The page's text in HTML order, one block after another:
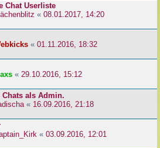
Chat Userliste
« 08.01.2017, 14:20
« 01.11.2016, 18:32
« 29.10.2016, 15:12
Chats als Admin.
« 16.09.2016, 21:18
« 03.09.2016, 12:01